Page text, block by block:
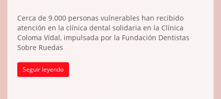
Cerca de 9.000 personas vulnerables han recibido
atención en la clínica dental solidaria en la Clínica
Coloma Vidal, impulsada por la Fundación Dentistas
Sobre Ruedas
Seguir leyendo